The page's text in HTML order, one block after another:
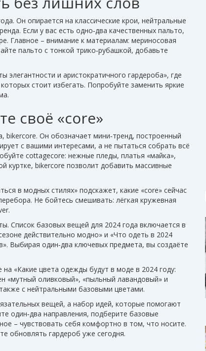
Он опирается на классические крои, нейтральные
Если у вас есть одно‑два качественных пальто,
Главное – внимание к материалам: мериносовая
пальто с тонкой трико‑рубашкой, добавьте
и аристократичного гардероба», где
стоит избегать. Попробуйте заменить яркие
своё «core»
bikercore. Он обозначает мини‑тренд, построенный
с вашими интересами, а не пытаться собрать всё
cottagecore: нежные пледы, платья «майка»,
куртке, bikercore позволит добавить массивные
в модных стилях» подскажет, какие «core» сейчас
Не бойтесь смешивать: лёгкая кружевная
Список базовых вещей для 2024 года включается в
действительно модно» и «Что одеть в 2024
Выбирая один‑два ключевых предмета, вы создаёте
«Какие цвета одежды будут в моде в 2024 году:
«мутный оливковый», «пыльный лавандовый» и
с нейтральными базовыми цветами.
вещей, а набор идей, которые помогают
один‑два направления, подберите базовые
– чувствовать себя комфортно в том, что носите.
обновлять гардероб уже сегодня.